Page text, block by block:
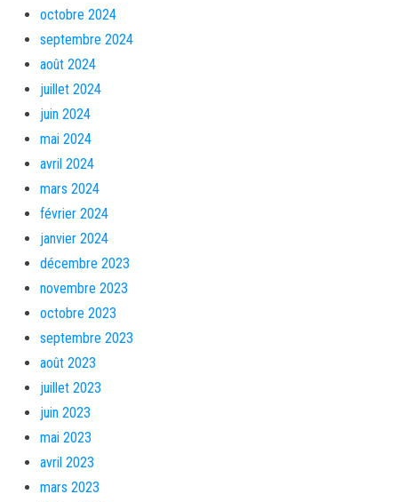
octobre 2024
septembre 2024
août 2024
juillet 2024
juin 2024
mai 2024
avril 2024
mars 2024
février 2024
janvier 2024
décembre 2023
novembre 2023
octobre 2023
septembre 2023
août 2023
juillet 2023
juin 2023
mai 2023
avril 2023
mars 2023